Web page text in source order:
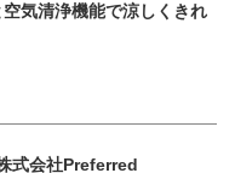
気清浄機能で涼しくきれ
式会社Preferred